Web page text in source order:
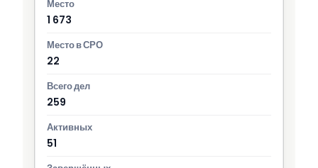
1 673
22
259
51